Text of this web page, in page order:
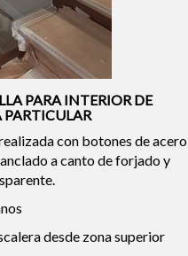
PARA INTERIOR DE
con botones de acero
a canto de forjado y
desde zona superior